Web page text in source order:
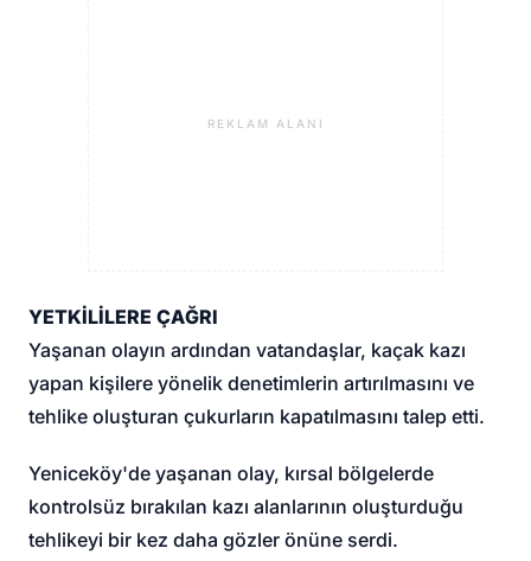
REKLAM ALANI
YETKİLİLERE ÇAĞRI
Yaşanan olayın ardından vatandaşlar, kaçak kazı
yapan kişilere yönelik denetimlerin artırılmasını ve
tehlike oluşturan çukurların kapatılmasını talep etti.
Yeniceköy'de yaşanan olay, kırsal bölgelerde
kontrolsüz bırakılan kazı alanlarının oluşturduğu
tehlikeyi bir kez daha gözler önüne serdi.